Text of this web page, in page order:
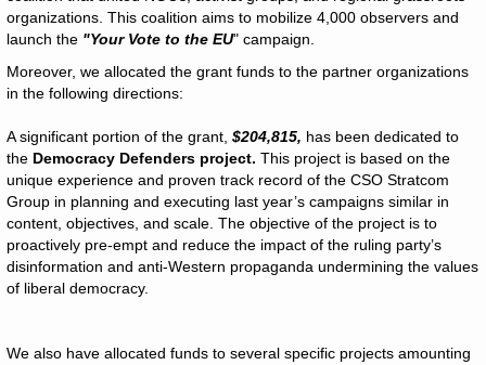
organizations. This coalition aims to mobilize 4,000 observers and
launch the "Your Vote to the EU" campaign.
Moreover, we allocated the grant funds to the partner organizations
in the following directions:
A significant portion of the grant, $204,815, has been dedicated to
the Democracy Defenders project. This project is based on the
unique experience and proven track record of the CSO Stratcom
Group in planning and executing last year’s campaigns similar in
content, objectives, and scale. The objective of the project is to
proactively pre-empt and reduce the impact of the ruling party’s
disinformation and anti-Western propaganda undermining the values
of liberal democracy.
We also have allocated funds to several specific projects amounting